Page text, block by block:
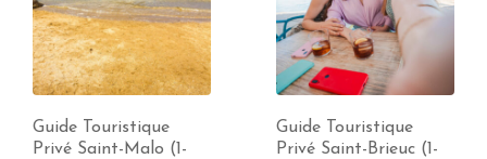
Guide Touristique
Privé Saint-Malo (1-
Guide Touristique
Privé Saint-Brieuc (1-